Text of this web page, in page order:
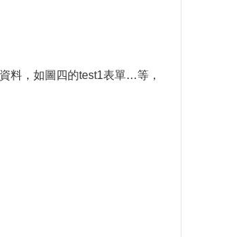
料，如圖四的test1表單…等，